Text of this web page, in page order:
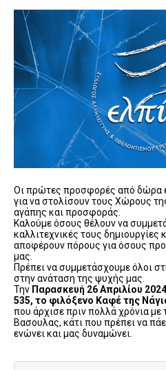
Οι πρώτες προσφορές από δώρα
για να στολίσουν τους Χώρους
αγάπης και προσφοράς.
Καλούμε όσους θέλουν να
καλλιτεχνικές τους
αποφέρουν πόρους για όσους
μας.
Πρέπει να συμμετάσχουμε όλοι
στην ανάταση της ψυχής μας.
Την Παρασκευή 26 Απριλίου 2024
535, το φιλόξενο Καφέ της
που άρχισε πριν πολλά χρόνια με
Βασουλας, κάτι που πρέπει να
ενώνει και μας δυναμώνει.